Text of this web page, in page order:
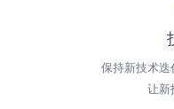
保持新技术
让新